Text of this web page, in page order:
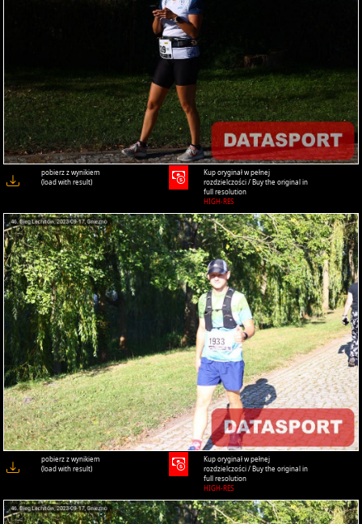
pobierz z wynikiem
(load with result)
Kup oryginał w pełnej
rozdzielczości / Buy the original in
full resolution
HIGH-RES
pobierz z wynikiem
(load with result)
Kup oryginał w pełnej
rozdzielczości / Buy the original in
full resolution
HIGH-RES